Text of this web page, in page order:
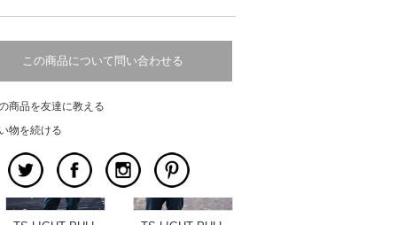
この商品について問い合わせる
商品を友達に教える
物を続ける